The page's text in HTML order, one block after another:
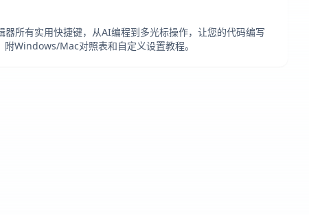
器所有实用快捷键，从AI编程到多光标操作，让您的代码编写
附Windows/Mac对照表和自定义设置教程。